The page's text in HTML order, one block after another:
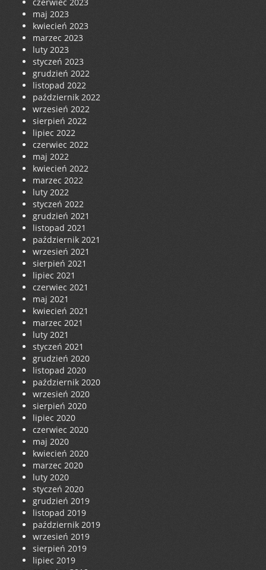
maj 2023
kwiecień 2023
marzec 2023
luty 2023
styczeń 2023
grudzień 2022
listopad 2022
październik 2022
wrzesień 2022
sierpień 2022
lipiec 2022
czerwiec 2022
maj 2022
kwiecień 2022
marzec 2022
luty 2022
styczeń 2022
grudzień 2021
listopad 2021
październik 2021
wrzesień 2021
sierpień 2021
lipiec 2021
czerwiec 2021
maj 2021
kwiecień 2021
marzec 2021
luty 2021
styczeń 2021
grudzień 2020
listopad 2020
październik 2020
wrzesień 2020
sierpień 2020
lipiec 2020
czerwiec 2020
maj 2020
kwiecień 2020
marzec 2020
luty 2020
styczeń 2020
grudzień 2019
listopad 2019
październik 2019
wrzesień 2019
sierpień 2019
lipiec 2019